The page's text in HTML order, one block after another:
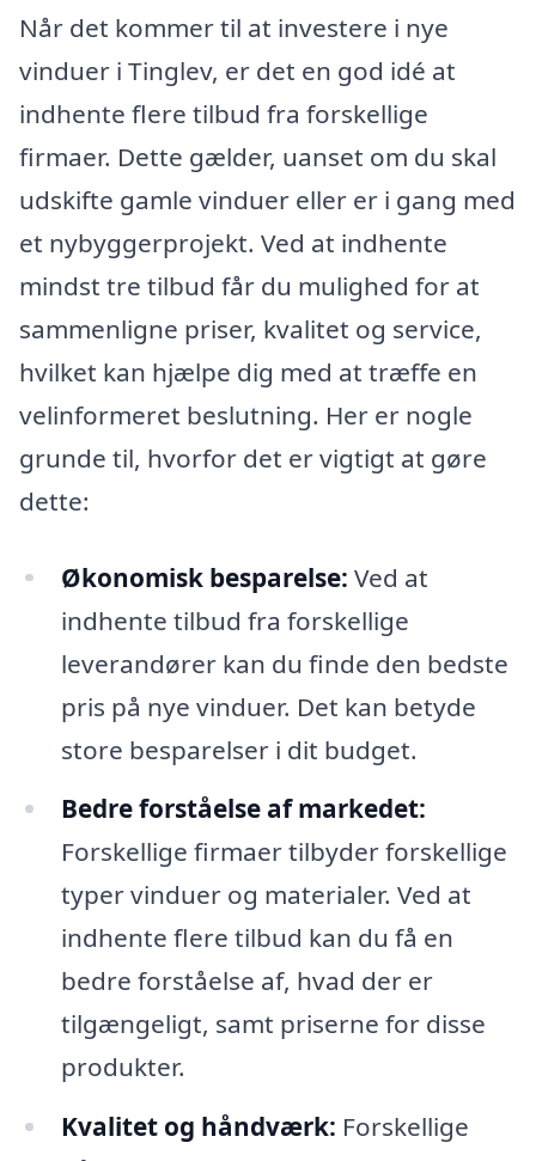
Når det kommer til at investere i nye
vinduer i Tinglev, er det en god idé at
indhente flere tilbud fra forskellige
firmaer. Dette gælder, uanset om du skal
udskifte gamle vinduer eller er i gang med
et nybyggerprojekt. Ved at indhente
mindst tre tilbud får du mulighed for at
sammenligne priser, kvalitet og service,
hvilket kan hjælpe dig med at træffe en
velinformeret beslutning. Her er nogle
grunde til, hvorfor det er vigtigt at gøre
dette:
Økonomisk besparelse: Ved at
indhente tilbud fra forskellige
leverandører kan du finde den bedste
pris på nye vinduer. Det kan betyde
store besparelser i dit budget.
Bedre forståelse af markedet:
Forskellige firmaer tilbyder forskellige
typer vinduer og materialer. Ved at
indhente flere tilbud kan du få en
bedre forståelse af, hvad der er
tilgængeligt, samt priserne for disse
produkter.
Kvalitet og håndværk: Forskellige